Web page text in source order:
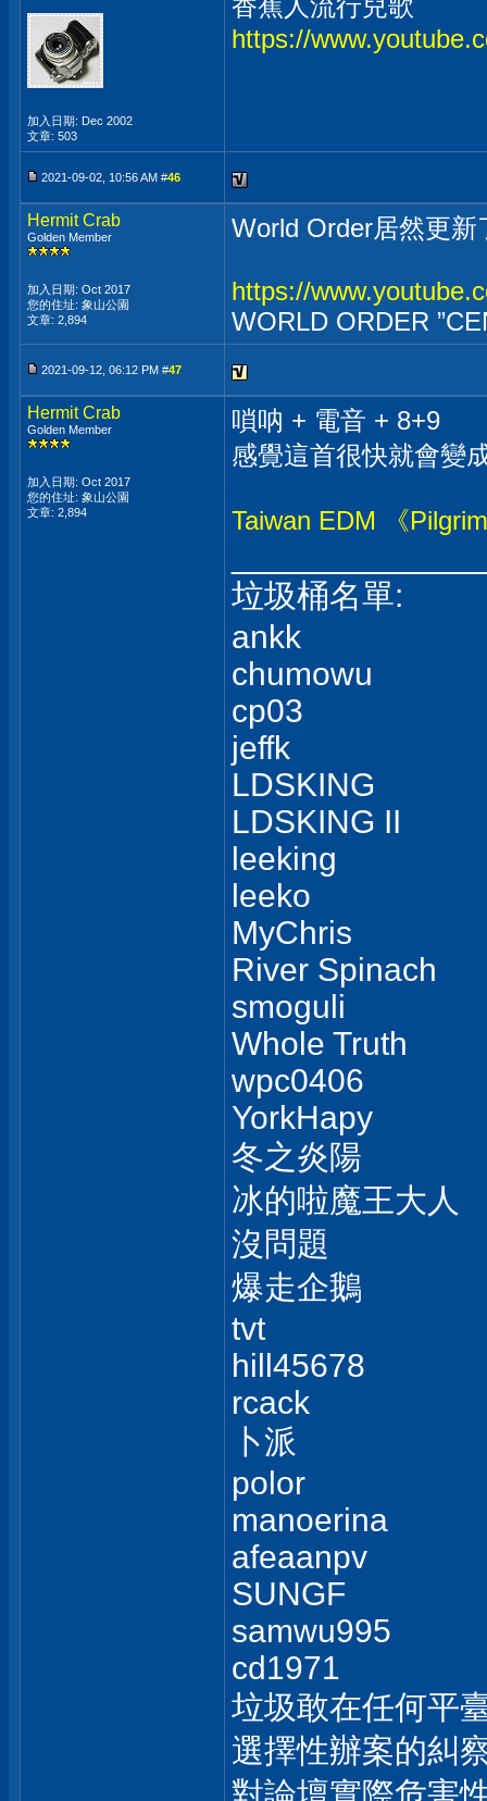
加入日期: Dec 2002
文章: 503
香蕉人流行兒歌
https://
2021-09-02, 10:56 AM #46
Hermit Crab
Golden Member
加入日期: Oct 2017
您的住址: 象山公園
文章: 2,894
World Order居然更
https://
WORLD ORDER
2021-09-12, 06:12 PM #47
Hermit Crab
Golden Member
加入日期: Oct 2017
您的住址: 象山公園
文章: 2,894
嗩呐 + 電音 + 8+9
感覺這首很快就會變
Taiwan EDM 《
垃圾桶名單:
ankk
chumowu
cp03
jeffk
LDSKING
LDSKING II
leeking
leeko
MyChris
River Spinach
smoguli
Whole Truth
wpc0406
YorkHapy
冬之炎陽
冰的啦魔王大人
沒問題
爆走企鵝
tvt
hill45678
rcack
卜派
polor
manoerina
afeaanpv
SUNGF
samwu995
cd1971
垃圾敢在任何平
選擇性辦案的糾